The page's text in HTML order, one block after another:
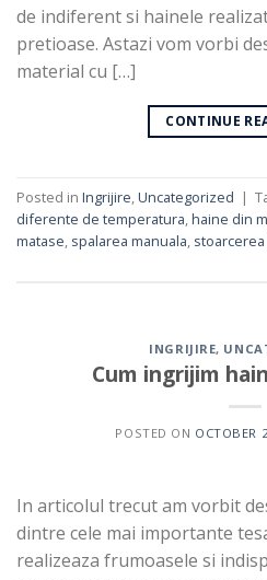
de indiferent si hainele
pretioase. Astazi vom vorbi
material cu […]
CONTINUE
Posted in Ingrijire,Uncategorized |
diferente de temperatura,haine din
matase, spalarea manuala,
INGRIJIRE,
Cum ingrijim
POSTED ON OCTOBER
In articolul trecut am vorbit
dintre cele mai importante
realizeaza frumoasele si